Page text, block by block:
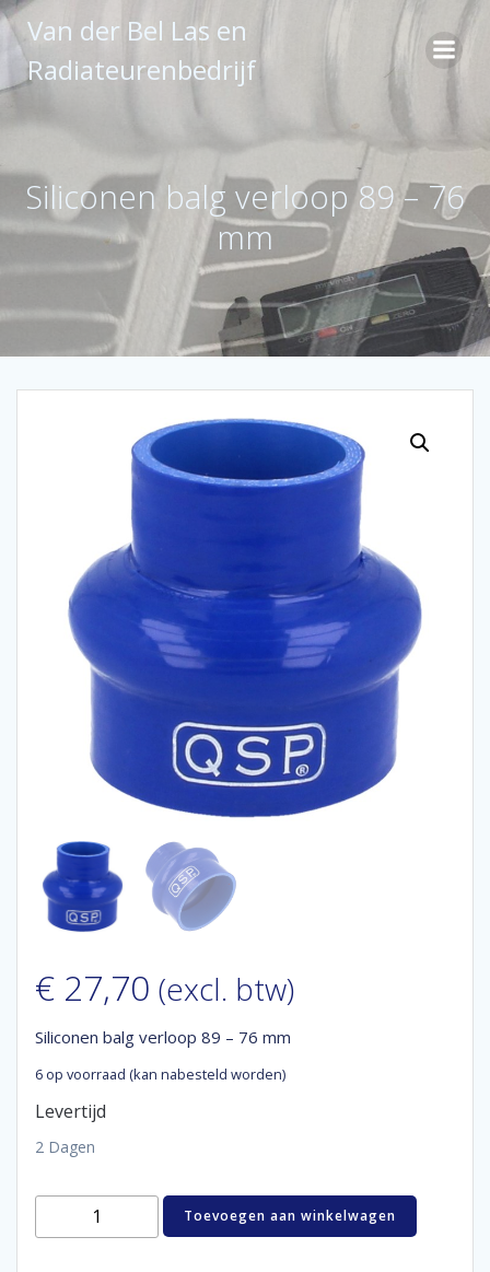
Ga
naar
inhoud
Van der Bel Las en
Radiateurenbedrijf
Siliconen balg verloop 89 – 76
mm
€ 27,70 (excl. btw)
Siliconen balg verloop 89 – 76 mm
6 op voorraad (kan nabesteld worden)
Levertijd
2 Dagen
Siliconen
Toevoegen aan winkelwagen